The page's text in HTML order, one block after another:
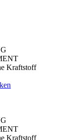
Kraftstoff
Kraftstoff